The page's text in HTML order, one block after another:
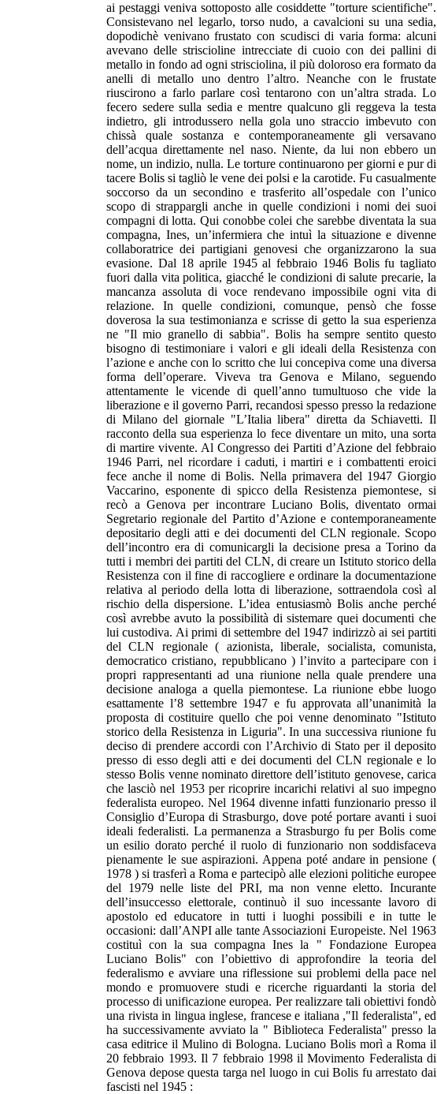
ai pestaggi veniva sottoposto alle cosiddette "torture scientifiche".
Consistevano nel legarlo, torso nudo, a cavalcioni su una sedia,
dopodichè venivano frustato con scudisci di varia forma: alcuni
avevano delle striscioline intrecciate di cuoio con dei pallini di
metallo in fondo ad ogni strisciolina, il più doloroso era formato da
anelli di metallo uno dentro l’altro. Neanche con le frustate
riuscirono a farlo parlare così tentarono con un’altra strada. Lo
fecero sedere sulla sedia e mentre qualcuno gli reggeva la testa
indietro, gli introdussero nella gola uno straccio imbevuto con
chissà quale sostanza e contemporaneamente gli versavano
dell’acqua direttamente nel naso. Niente, da lui non ebbero un
nome, un indizio, nulla. Le torture continuarono per giorni e pur di
tacere Bolis si tagliò le vene dei polsi e la carotide. Fu casualmente
soccorso da un secondino e trasferito all’ospedale con l’unico
scopo di strappargli anche in quelle condizioni i nomi dei suoi
compagni di lotta. Qui conobbe colei che sarebbe diventata la sua
compagna, Ines, un’infermiera che intuì la situazione e divenne
collaboratrice dei partigiani genovesi che organizzarono la sua
evasione. Dal 18 aprile 1945 al febbraio 1946 Bolis fu tagliato
fuori dalla vita politica, giacché le condizioni di salute precarie, la
mancanza assoluta di voce rendevano impossibile ogni vita di
relazione. In quelle condizioni, comunque, pensò che fosse
doverosa la sua testimonianza e scrisse di getto la sua esperienza
ne "Il mio granello di sabbia". Bolis ha sempre sentito questo
bisogno di testimoniare i valori e gli ideali della Resistenza con
l’azione e anche con lo scritto che lui concepiva come una diversa
forma dell’operare. Viveva tra Genova e Milano, seguendo
attentamente le vicende di quell’anno tumultuoso che vide la
liberazione e il governo Parri, recandosi spesso presso la redazione
di Milano del giornale "L’Italia libera" diretta da Schiavetti. Il
racconto della sua esperienza lo fece diventare un mito, una sorta
di martire vivente. Al Congresso dei Partiti d’Azione del febbraio
1946 Parri, nel ricordare i caduti, i martiri e i combattenti eroici
fece anche il nome di Bolis. Nella primavera del 1947 Giorgio
Vaccarino, esponente di spicco della Resistenza piemontese, si
recò a Genova per incontrare Luciano Bolis, diventato ormai
Segretario regionale del Partito d’Azione e contemporaneamente
depositario degli atti e dei documenti del CLN regionale. Scopo
dell’incontro era di comunicargli la decisione presa a Torino da
tutti i membri dei partiti del CLN, di creare un Istituto storico della
Resistenza con il fine di raccogliere e ordinare la documentazione
relativa al periodo della lotta di liberazione, sottraendola così al
rischio della dispersione. L’idea entusiasmò Bolis anche perché
così avrebbe avuto la possibilità di sistemare quei documenti che
lui custodiva. Ai primi di settembre del 1947 indirizzò ai sei partiti
del CLN regionale ( azionista, liberale, socialista, comunista,
democratico cristiano, repubblicano ) l’invito a partecipare con i
propri rappresentanti ad una riunione nella quale prendere una
decisione analoga a quella piemontese. La riunione ebbe luogo
esattamente l’8 settembre 1947 e fu approvata all’unanimità la
proposta di costituire quello che poi venne denominato "Istituto
storico della Resistenza in Liguria". In una successiva riunione fu
deciso di prendere accordi con l’Archivio di Stato per il deposito
presso di esso degli atti e dei documenti del CLN regionale e lo
stesso Bolis venne nominato direttore dell’istituto genovese, carica
che lasciò nel 1953 per ricoprire incarichi relativi al suo impegno
federalista europeo. Nel 1964 divenne infatti funzionario presso il
Consiglio d’Europa di Strasburgo, dove poté portare avanti i suoi
ideali federalisti. La permanenza a Strasburgo fu per Bolis come
un esilio dorato perché il ruolo di funzionario non soddisfaceva
pienamente le sue aspirazioni. Appena poté andare in pensione (
1978 ) si trasferì a Roma e partecipò alle elezioni politiche europee
del 1979 nelle liste del PRI, ma non venne eletto. Incurante
dell’insuccesso elettorale, continuò il suo incessante lavoro di
apostolo ed educatore in tutti i luoghi possibili e in tutte le
occasioni: dall’ANPI alle tante Associazioni Europeiste. Nel 1963
costituì con la sua compagna Ines la " Fondazione Europea
Luciano Bolis" con l’obiettivo di approfondire la teoria del
federalismo e avviare una riflessione sui problemi della pace nel
mondo e promuovere studi e ricerche riguardanti la storia del
processo di unificazione europea. Per realizzare tali obiettivi fondò
una rivista in lingua inglese, francese e italiana ,"Il federalista", ed
ha successivamente avviato la " Biblioteca Federalista" presso la
casa editrice il Mulino di Bologna. Luciano Bolis morì a Roma il
20 febbraio 1993. Il 7 febbraio 1998 il Movimento Federalista di
Genova depose questa targa nel luogo in cui Bolis fu arrestato dai
fascisti nel 1945 :